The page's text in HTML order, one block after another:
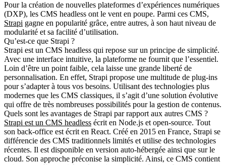
Pour la création de nouvelles plateformes d’expériences numériques
(DXP), les CMS headless ont le vent en poupe. Parmi ces CMS,
Strapi gagne en popularité grâce, entre autres, à son haut niveau de
modularité et sa facilité d’utilisation.
Qu’est-ce que Strapi ?
Strapi est un CMS headless qui repose sur un principe de simplicité.
Avec une interface intuitive, la plateforme ne fournit que l’essentiel.
Loin d’être un point faible, cela laisse une grande liberté de
personnalisation. En effet, Strapi propose une multitude de plug-ins
pour s’adapter à tous vos besoins. Utilisant des technologies plus
modernes que les CMS classiques, il s’agit d’une solution évolutive
qui offre de très nombreuses possibilités pour la gestion de contenus.
Quels sont les avantages de Strapi par rapport aux autres CMS ?
Strapi est un CMS headless écrit en Node.js et open-source. Tout
son back-office est écrit en React. Créé en 2015 en France, Strapi se
différencie des CMS traditionnels limités et utilise des technologies
récentes. Il est disponible en version auto-hébergée ainsi que sur le
cloud. Son approche préconise la simplicité. Ainsi, ce CMS contient